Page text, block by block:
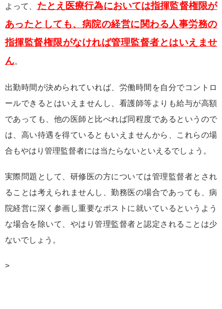
よって、 たとえ医療行為においては指揮監督権限が
あったとしても、病院の経営に関わる人事労務の
指揮監督権限がなければ管理監督者とはいえませ
ん。
出勤時間が決められていれば、労働時間を自分でコントロ
ールできるとはいえませんし、看護師等よりも給与が高額
であっても、他の医師と比べれば同程度であるというので
は、高い待遇を得ているともいえませんから、これらの場
合もやはり管理監督者には当たらないといえるでしょう。
実際問題として、研修医の方については管理監督者とされ
ることは考えられませんし、勤務医の場合であっても、病
院経営に深く参画し重要なポストに就いているというよう
な場合を除いて、やはり管理監督者と認定されることは少
ないでしょう。
>